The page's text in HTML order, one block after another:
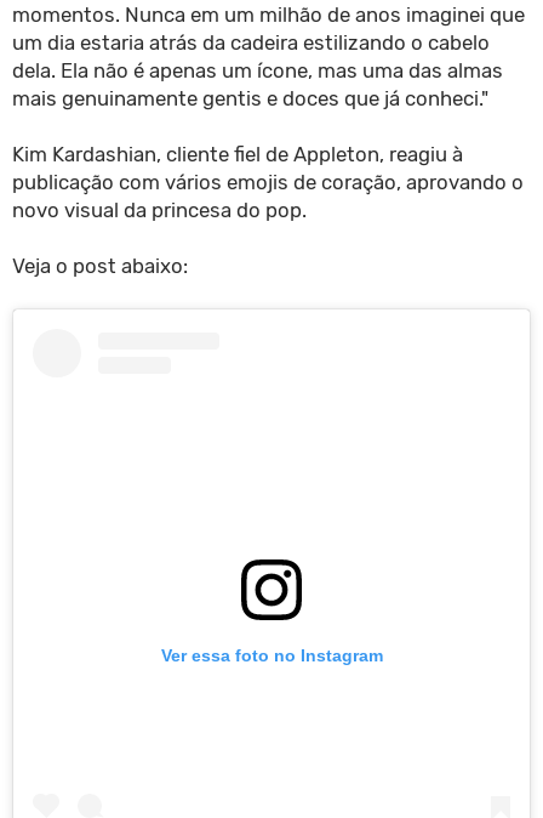
momentos. Nunca em um milhão de anos imaginei que
um dia estaria atrás da cadeira estilizando o cabelo
dela. Ela não é apenas um ícone, mas uma das almas
mais genuinamente gentis e doces que já conheci."
Kim Kardashian, cliente fiel de Appleton, reagiu à
publicação com vários emojis de coração, aprovando o
novo visual da princesa do pop.
Veja o post abaixo:
Ver essa foto no Instagram